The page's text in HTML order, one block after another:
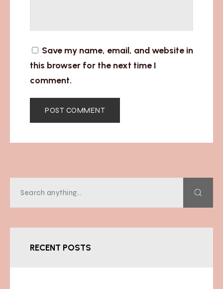
Save my name, email, and website in
this browser for the next time I
comment.
RECENT POSTS